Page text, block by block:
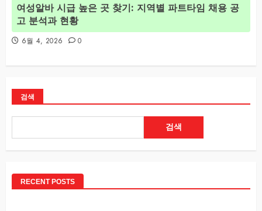
여성알바 시급 높은 곳 찾기: 지역별 파트타임 채용 공
고 분석과 현황
6월 4, 2026 0
검색
검색
RECENT POSTS